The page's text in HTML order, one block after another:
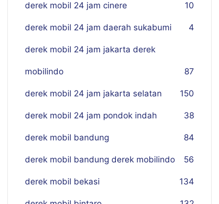
derek mobil 24 jam cinere 10
derek mobil 24 jam daerah sukabumi 4
derek mobil 24 jam jakarta derek
mobilindo 87
derek mobil 24 jam jakarta selatan 150
derek mobil 24 jam pondok indah 38
derek mobil bandung 84
derek mobil bandung derek mobilindo 56
derek mobil bekasi 134